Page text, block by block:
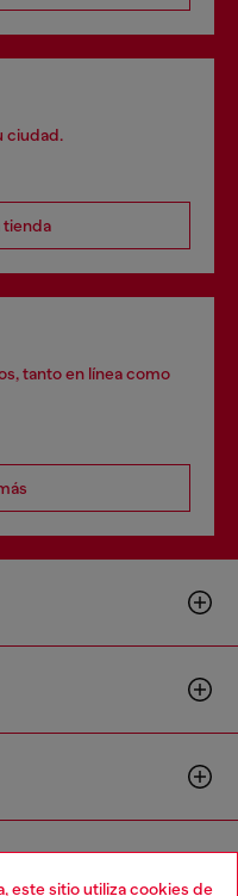
este sitio utiliza cookies de
ciudad.
tienda
tanto en línea como